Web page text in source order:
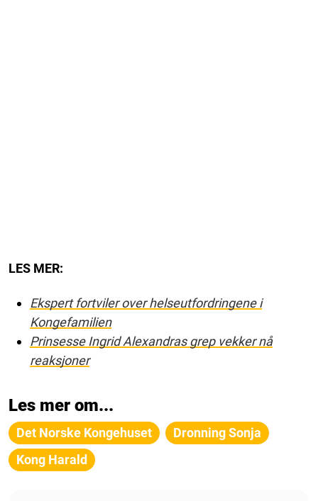
LES MER:
Ekspert fortviler over helseutfordringene i
Kongefamilien
Prinsesse Ingrid Alexandras grep vekker nå
reaksjoner
Les mer om...
Det Norske Kongehuset
Dronning Sonja
Kong Harald